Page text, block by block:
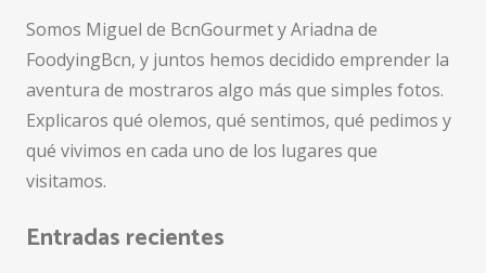
Somos Miguel de BcnGourmet y Ariadna de
FoodyingBcn, y juntos hemos decidido emprender la
aventura de mostraros algo más que simples fotos.
Explicaros qué olemos, qué sentimos, qué pedimos y
qué vivimos en cada uno de los lugares que
visitamos.
Entradas recientes